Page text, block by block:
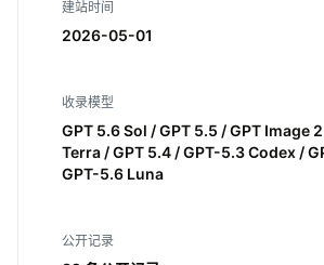
建站时间
2026-05-01
收录模型
GPT 5.6 Sol / GPT 5.5 / GPT Image
Terra / GPT 5.4 / GPT-5.3 Codex /
GPT-5.6 Luna
公开记录